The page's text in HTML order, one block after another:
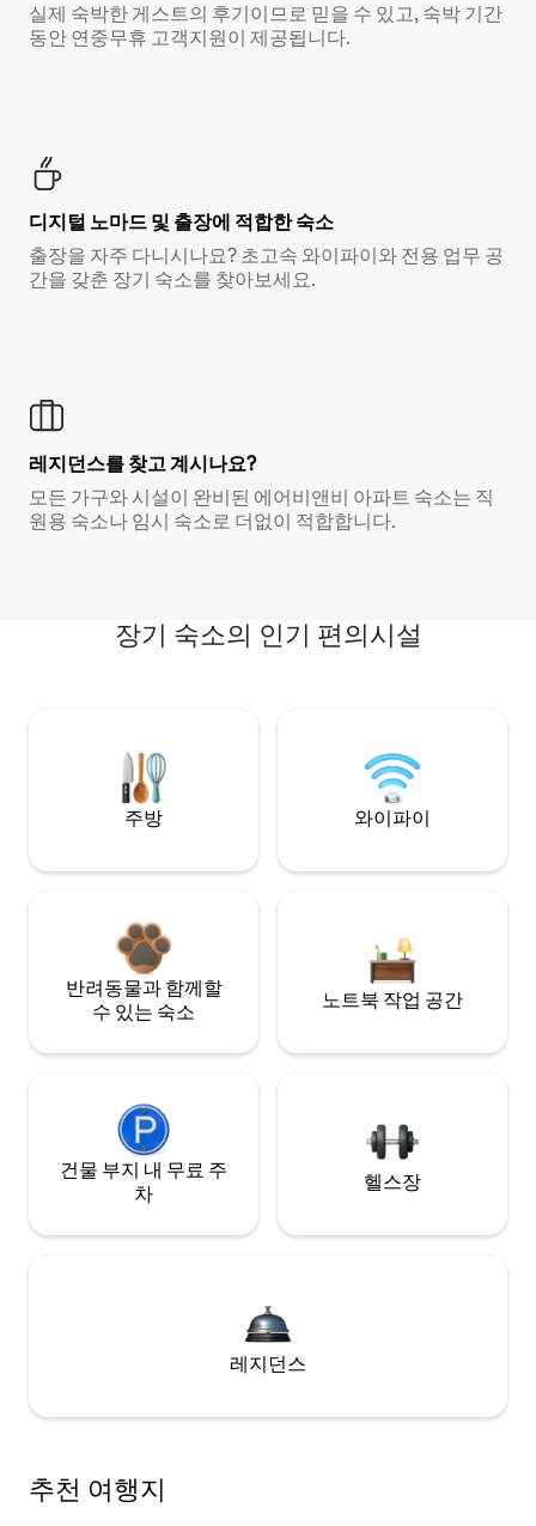
실제 숙박한 게스트의 후기이므로 믿을 수 있고, 숙박 기간
동안 연중무휴 고객지원이 제공됩니다.
디지털 노마드 및 출장에 적합한 숙소
출장을 자주 다니시나요? 초고속 와이파이와 전용 업무 공
간을 갖춘 장기 숙소를 찾아보세요.
레지던스를 찾고 계시나요?
모든 가구와 시설이 완비된 에어비앤비 아파트 숙소는 직
원용 숙소나 임시 숙소로 더없이 적합합니다.
장기 숙소의 인기 편의시설
주방 와이파이
반려동물과 함께할
수 있는 숙소
노트북 작업 공간
건물 부지 내 무료 주
차
헬스장
레지던스
추천 여행지